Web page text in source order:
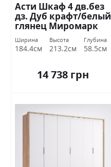
Асти Шкаф 4 дв.без
дз. Дуб крафт/белый
глянец Миромарк
Ширина
184.4см
Высота
213.2см
Глубина
58.5см
14 738 грн